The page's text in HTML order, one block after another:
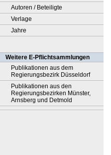
Autoren / Beteiligte
Verlage
Jahre
Weitere E-Pflichtsammlungen
Publikationen aus dem
Regierungsbezirk Düsseldorf
Publikationen aus den
Regierungsbezirken Münster,
Arnsberg und Detmold